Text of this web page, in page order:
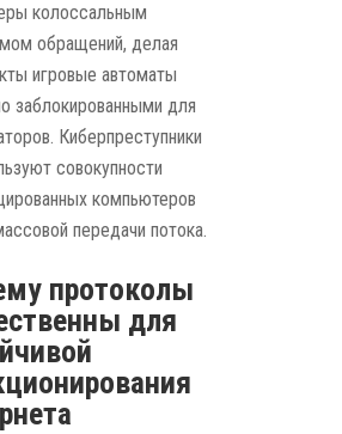
колоссальным
обращений, делая
игровые автоматы
заблокированными для
Киберпреступники
совокупности
компьютеров
передачи потока.
протоколы
для